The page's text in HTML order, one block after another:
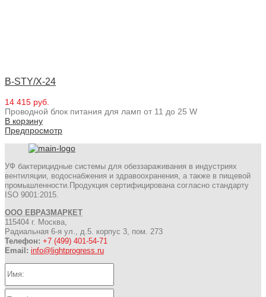
B-STY/X-24
14 415 руб.
Проводной блок питания для ламп от 11 до 25 W
В корзину
Предпросмотр
УФ бактерицидные системы для обеззараживания в индустриях
вентиляции, водоснабжения и здравоохранения, а также в пищевой
промышленности.Продукция сертифицирована согласно стандарту
ISO 9001:2015.
ООО ЕВРАЗМАРКЕТ
115404 г. Москва,
Радиальная 6-я ул., д.5. корпус 3, пом. 273
Телефон: +7 (499) 401-54-71
Email: info@lightprogress.ru